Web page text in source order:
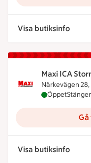
Visa butiksinfo
Maxi ICA
Närkevägen
Maxi ICA
Öppet
Visa butiksinfo